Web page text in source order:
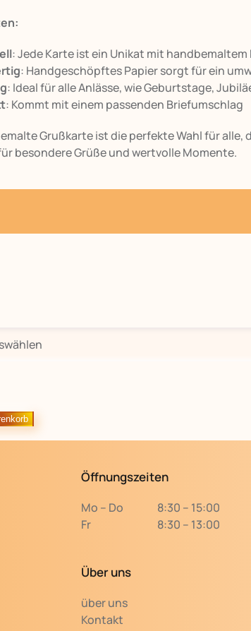
: Jede Karte ist ein Unikat mit
: Handgeschöpftes Papier sorgt für ein
: Ideal für alle Anlässe, wie Geburtstage,
: Kommt mit einem passenden Briefumschlag
Grußkarte ist die perfekte Wahl für
besondere Grüße und wertvolle Momente.
Öffnungszeiten
Mo – Do
8:30 – 15:00
Fr
8:30 – 13:00
Über uns
über uns
Kontakt